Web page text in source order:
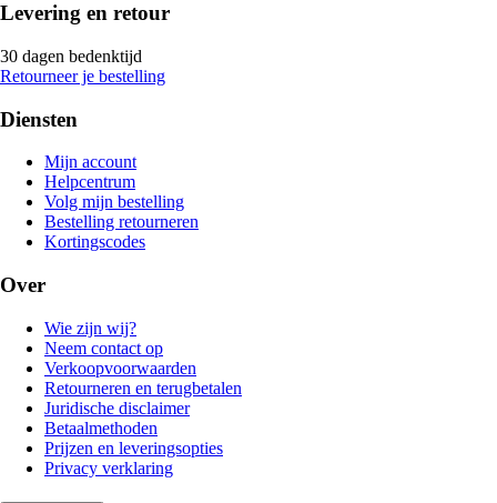
Levering en retour
30 dagen bedenktijd
Retourneer je bestelling
Diensten
Mijn account
Helpcentrum
Volg mijn bestelling
Bestelling retourneren
Kortingscodes
Over
Wie zijn wij?
Neem contact op
Verkoopvoorwaarden
Retourneren en terugbetalen
Juridische disclaimer
Betaalmethoden
Prijzen en leveringsopties
Privacy verklaring